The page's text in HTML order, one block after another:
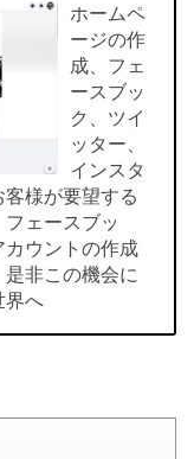
ホームペ
ージの作
成、フェ
ースブッ
ク、ツイ
ッター、
インスタ
様が要望する
ェースブッ
ウントの作成
非この機会に
界へ